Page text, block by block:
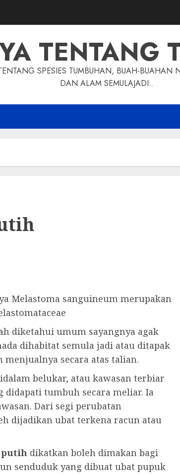
TENTANG
SPESIES TUMBUHAN, BUAH-BUAHAN
DAN ALAM SEMULAJADI..
Melastoma sanguineum merupakan
diketahui umum sayangnya agak
dihabitat semula jadi atau ditapak
secara atas talian.
belukar, atau kawasan terbiar
tumbuh secara meliar. Ia
Dari segi perubatan
dijadikan ubat terkena racun atau
putih dikatkan boleh dimakan bagi
senduduk yang dibuat ubat pupuk